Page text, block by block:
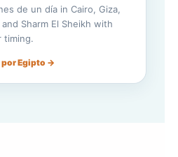
de un día in Cairo, Giza,
Sharm El Sheikh with
timing.
por Egipto →